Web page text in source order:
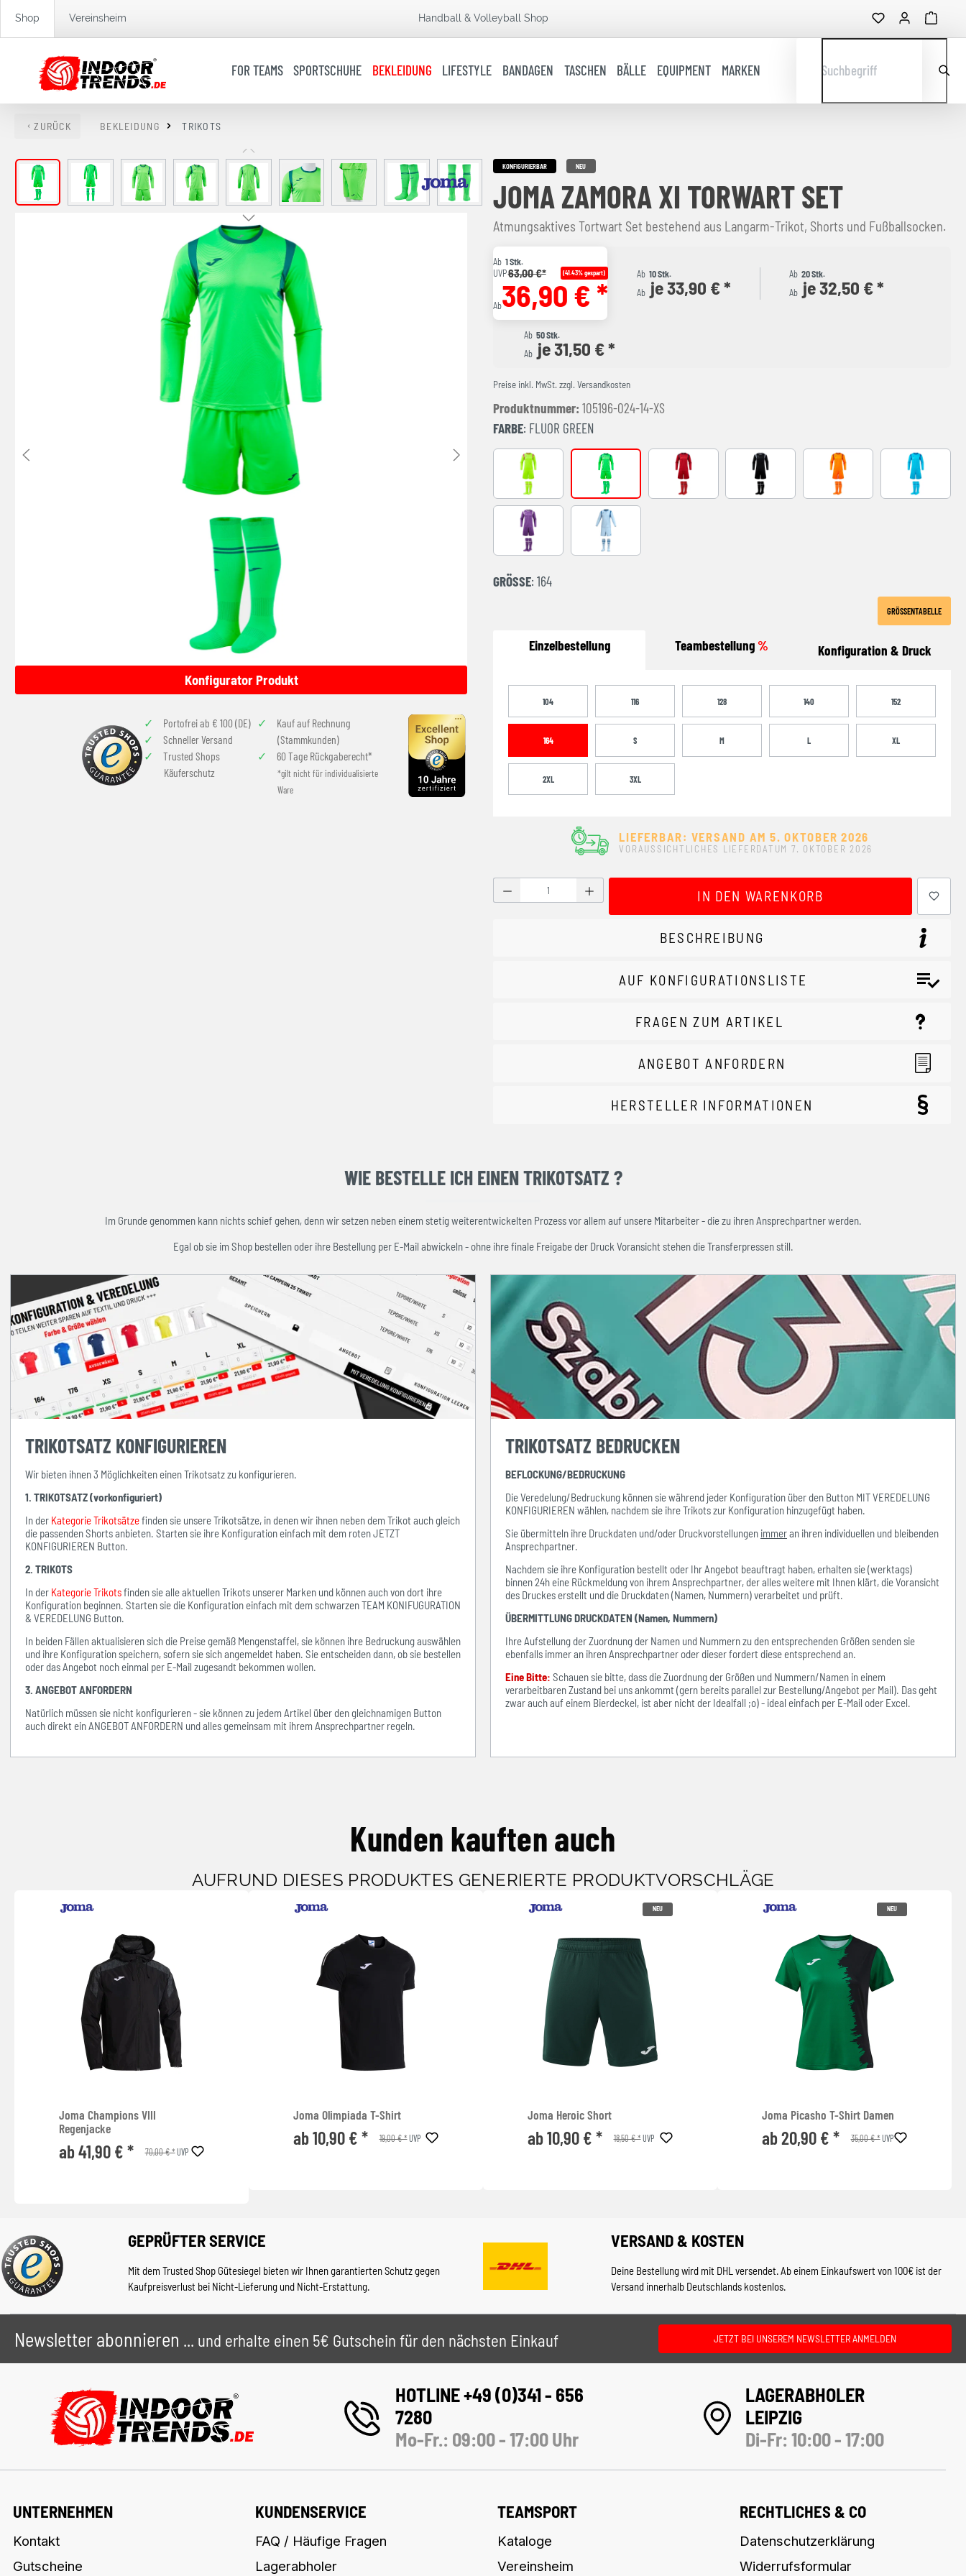
Zur Hauptnavigation springen
Shop Vereinsheim Handball & Volleyball Shop
FOR TEAMS SPORTSCHUHE BEKLEIDUNG LIFESTYLE BANDAGEN TASCHEN BÄLLE EQUIPMENT MARKEN Suchbegriff
ZURÜCK BEKLEIDUNG TRIKOTS
Bildergalerie überspringen
Konfigurator Produkt
Portofrei ab € 100 (DE)
Schneller Versand
Trusted Shops
Käuferschutz
Kauf auf Rechnung
(Stammkunden)
60 Tage Rückgaberecht*
*gilt nicht für individualisierte
Ware
KONFIGURIERBAR NEU
JOMA ZAMORA XI TORWART SET
Atmungsaktives Tortwart Set bestehend aus Langarm-Trikot, Shorts und Fußballsocken.
Ab 1 Stk.
UVP63,00 €* (41.43% gespart)
Ab36,90 € *
Ab 10 Stk.
Ab je 33,90 € *
Ab 20 Stk.
Ab je 32,50 € *
Ab 50 Stk.
Ab je 31,50 € *
Preise inkl. MwSt. zzgl. Versandkosten
Produktnummer: 105196-024-14-XS
FARBE: FLUOR GREEN
AMARILLO FLUOR FLUOR GREEN RED-NAVY BLACK-GREY NARANJA FLUOR Turquoise
Purple LIGHT BLUE
GRÖSSE : 164
GRÖSSENTABELLE
Einzelbestellung Teambestellung% Konfiguration & Druck
104 116 128 140 152
164 S M L XL
2XL 3XL
LIEFERBAR: VERSAND AM 5. OKTOBER 2026
VORAUSSICHTLICHES LIEFERDATUM 7. OKTOBER 2026
Produkt Anzahl: Gib den gewünschten Wert ein oder benutze die Schaltflächen
IN DEN WARENKORB
BESCHREIBUNG
AUF KONFIGURATIONSLISTE
FRAGEN ZUM ARTIKEL
ANGEBOT ANFORDERN
HERSTELLER INFORMATIONEN
WIE BESTELLE ICH EINEN TRIKOTSATZ ?
Im Grunde genommen kann nichts schief gehen, denn wir setzen neben einem stetig weiterentwickelten Prozess vor allem auf unsere Mitarbeiter - die zu ihren Ansprechpartner werden.
Egal ob sie im Shop bestellen oder ihre Bestellung per E-Mail abwickeln - ohne ihre finale Freigabe der Druck Voransicht stehen die Transferpressen still.
TRIKOTSATZ KONFIGURIEREN
Wir bieten ihnen 3 Möglichkeiten einen Trikotsatz zu konfigurieren.
1. TRIKOTSATZ (vorkonfiguriert)
In der Kategorie Trikotsätzefinden sie unsere Trikotsätze, in denen wir ihnen neben dem Trikot auch gleich
die passenden Shorts anbieten. Starten sie ihre Konfiguration einfach mit dem roten JETZT
KONFIGURIEREN Button.
2. TRIKOTS
In der Kategorie Trikotsfinden sie alle aktuellen Trikots unserer Marken und können auch von dort ihre
Konfiguration beginnen. Starten sie die Konfiguration einfach mit dem schwarzen TEAM KONIFUGURATION
& VEREDELUNG Button.
In beiden Fällen aktualisieren sich die Preise gemäß Mengenstaffel, sie können ihre Bedruckung auswählen
und ihre Konfiguration speichern, sofern sie sich angemeldet haben. Sie entscheiden dann, ob sie bestellen
oder das Angebot noch einmal per E-Mail zugesandt bekommen wollen.
3. ANGEBOT ANFORDERN
Natürlich müssen sie nicht konfigurieren - sie können zu jedem Artikel über den gleichnamigen Button
auch direkt ein ANGEBOT ANFORDERN und alles gemeinsam mit ihrem Ansprechpartner regeln.
TRIKOTSATZ BEDRUCKEN
BEFLOCKUNG/BEDRUCKUNG
Die Veredelung/Bedruckung können sie während jeder Konfiguration über den Button MIT VEREDELUNG
KONFIGURIEREN wählen, nachdem sie ihre Trikots zur Konfiguration hinzugefügt haben.
Sie übermitteln ihre Druckdaten und/oder Druckvorstellungen immeran ihren individuellen und bleibenden
Ansprechpartner.
Nachdem sie ihre Konfiguration bestellt oder Ihr Angebot beauftragt haben, erhalten sie (werktags)
binnen 24h eine Rückmeldung von ihrem Ansprechpartner, der alles weitere mit Ihnen klärt, die Voransicht
des Druckes erstellt und die Druckdaten (Namen, Nummern) verarbeitet und prüft.
ÜBERMITTLUNG DRUCKDATEN (Namen, Nummern)
Ihre Aufstellung der Zuordnung der Namen und Nummern zu den entsprechenden Größen senden sie
ebenfalls immer an ihren Ansprechpartner oder dieser fordert diese entsprechend an.
Eine Bitte: Schauen sie bitte, dass die Zuordnung der Größen und Nummern/Namen in einem
verarbeitbaren Zustand bei uns ankommt (gern bereits parallel zur Bestellung/Angebot per Mail). Das geht
zwar auch auf einem Bierdeckel, ist aber nicht der Idealfall ;o) - ideal einfach per E-Mail oder Excel.
Kunden kauften auch
AUFRUND DIESES PRODUKTES GENERIERTE PRODUKTVORSCHLÄGE
Joma Champions VIII
Regenjacke
ab 41,90 € * 70,00 € *UVP
Joma Olimpiada T-Shirt
ab 10,90 € * 19,00 € *UVP
NEU
Joma Heroic Short
ab 10,90 € * 18,50 € *UVP
NEU
Joma Picasho T-Shirt Damen
ab 20,90 € * 35,00 € *UVP
GEPRÜFTER SERVICE
Mit dem Trusted Shop Gütesiegel bieten wir Ihnen garantierten Schutz gegen
Kaufpreisverlust bei Nicht-Lieferung und Nicht-Erstattung.
VERSAND & KOSTEN
Deine Bestellung wird mit DHL versendet. Ab einem Einkaufswert von 100€ ist der
Versand innerhalb Deutschlands kostenlos.
Newsletter abonnieren ... und erhalte einen 5€ Gutschein für den nächsten Einkauf JETZT BEI UNSEREM NEWSLETTER ANMELDEN
HOTLINE +49 (0)341 - 656
7280
Mo-Fr.: 09:00 - 17:00 Uhr
LAGERABHOLER
LEIPZIG
Di-Fr: 10:00 - 17:00
UNTERNEHMEN
Kontakt
Gutscheine
KUNDENSERVICE
FAQ / Häufige Fragen
Lagerabholer
TEAMSPORT
Kataloge
Vereinsheim
RECHTLICHES & CO
Datenschutzerklärung
Widerrufsformular